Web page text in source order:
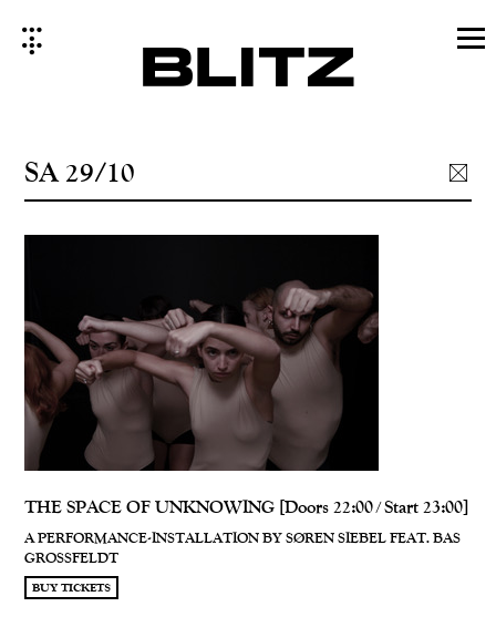
SA 29/10
THE SPACE OF UNKNOWING [Doors 22:00 | Start 23:00]
A PERFORMANCE-INSTALLATION BY SØREN SIEBEL FEAT. BAS
GROSSFELDT
BUY TICKETS